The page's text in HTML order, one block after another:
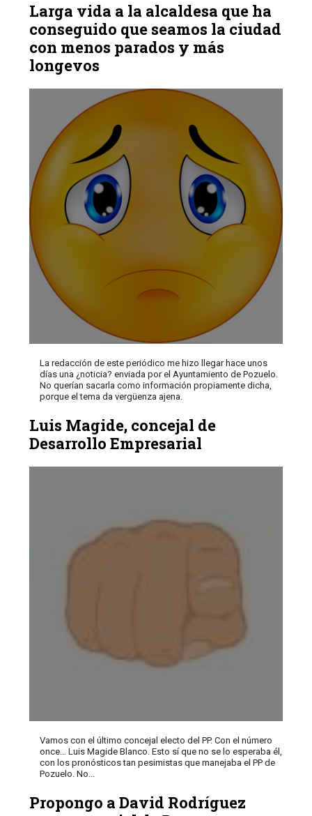
Larga vida a la alcaldesa que ha
conseguido que seamos la ciudad
con menos parados y más
longevos
La redacción de este periódico me hizo llegar hace unos
días una ¿noticia? enviada por el Ayuntamiento de Pozuelo.
No querían sacarla como información propiamente dicha,
porque el tema da vergüenza ajena.
Luis Magide, concejal de
Desarrollo Empresarial
Vamos con el último concejal electo del PP. Con el número
once… Luis Magide Blanco. Esto sí que no se lo esperaba él,
con los pronósticos tan pesimistas que manejaba el PP de
Pozuelo. No...
Propongo a David Rodríguez